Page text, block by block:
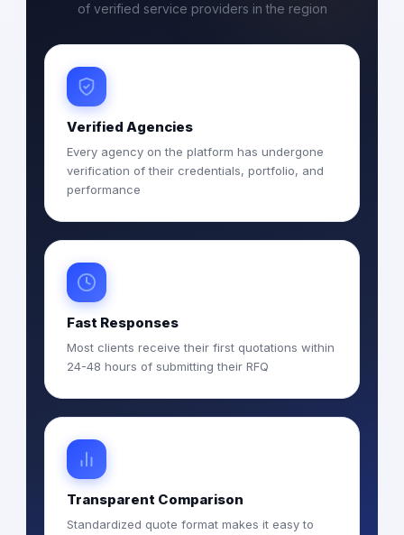
of verified service providers in the region
Verified Agencies
Every agency on the platform has undergone
verification of their credentials, portfolio, and
performance
Fast Responses
Most clients receive their first quotations within
24-48 hours of submitting their RFQ
Transparent Comparison
Standardized quote format makes it easy to